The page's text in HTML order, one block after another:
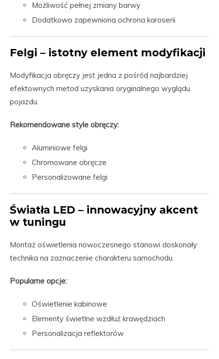
Możliwość pełnej zmiany barwy
Dodatkowo zapewniona ochrona karoserii
Felgi – istotny element modyfikacji
Modyfikacja obręczy jest jedna z pośród najbardziej
efektownych metod uzyskania oryginalnego wyglądu
pojazdu.
Rekomendowane style obręczy:
Aluminiowe felgi
Chromowane obręcze
Personalizowane felgi
Światła LED – innowacyjny akcent
w tuningu
Montaż oświetlenia nowoczesnego stanowi doskonały
technika na zaznaczenie charakteru samochodu.
Popularne opcje:
Oświetlenie kabinowe
Elementy świetlne wzdłuż krawędziach
Personalizacja reflektorów